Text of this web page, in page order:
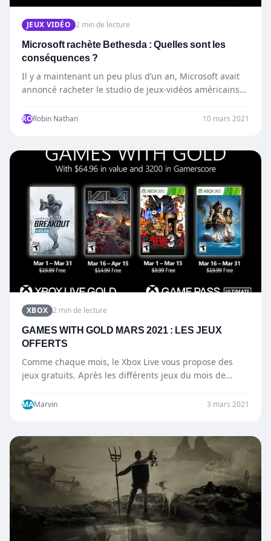
JEUX VIDÉO 2 min de lecture
Microsoft rachète Bethesda : Quelles sont les
conséquences ?
Il y a maintenant un peu plus d’un an, Microsoft avait
annoncé racheter le studio de jeux-vidéos américains…
RORobin Nathan 10 mars 2021
XBOX 2 min de lecture
GAMES WITH GOLD MARS 2021 : LES JEUX
OFFERTS
Comme chaque mois, le Xbox Live vous propose des
jeux gratuits. Après les différents jeux du mois de…
MAMarvin 3 mars 2021